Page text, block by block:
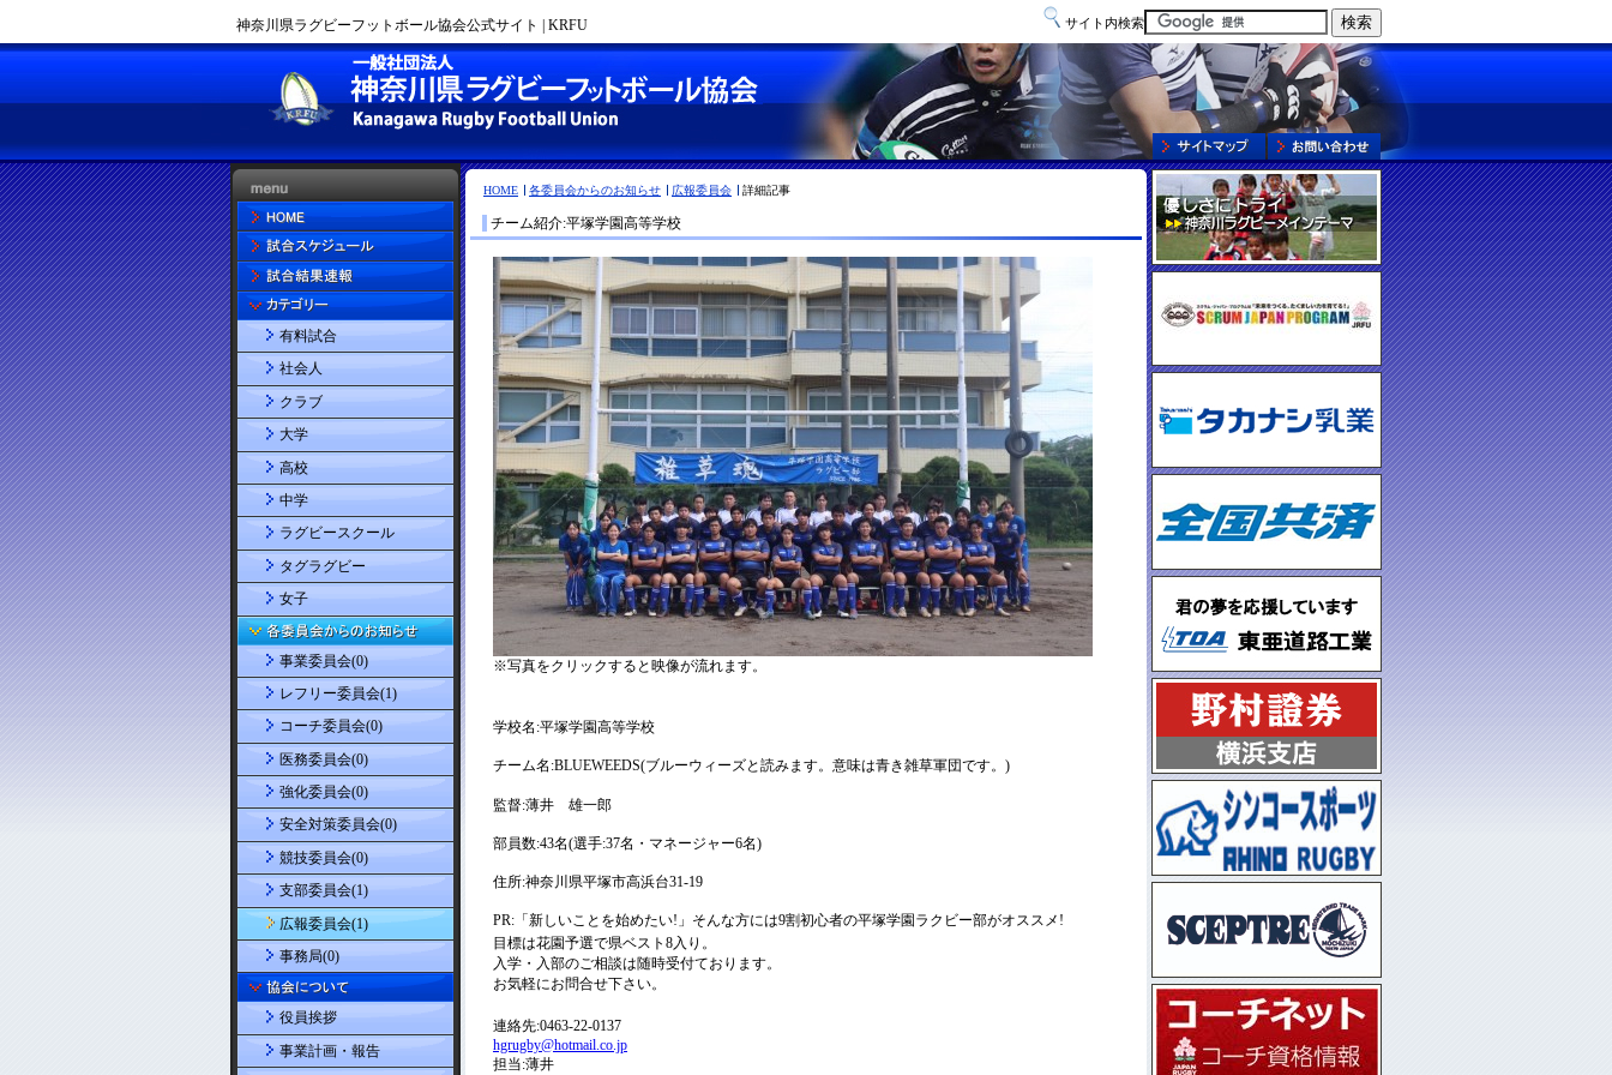
神奈川県ラグビーフットボール協会公式サイト | KRFU サイト内検索
HOME 各委員会からのお知らせ 広報委員会 詳細記事
チーム紹介:平塚学園高等学校
有料試合
社会人
クラブ
大学
高校
中学
ラグビースクール
タグラグビー
女子
事業委員会(0)
レフリー委員会(1)
コーチ委員会(0)
医務委員会(0)
強化委員会(0)
安全対策委員会(0)
競技委員会(0)
支部委員会(1)
広報委員会(1)
事務局(0)
役員挨拶
事業計画・報告